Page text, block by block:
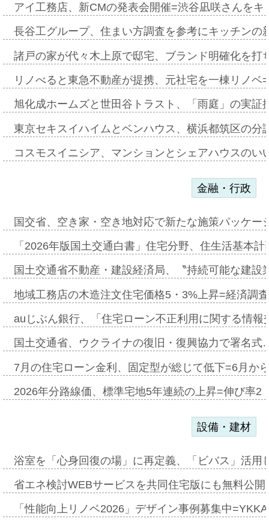
アイ工務店、新CMの発表会開催=渋谷凪咲さんを
長谷工グループ、住まい方調査を参考にキッチン
諸戸の家が代々木上原で邸宅、ブランド明確化を
リノべると東急不動産が提携、元社宅を一棟リノ
旭化成ホームズと世田谷トラスト、「雨庭」の実
東京セキスイハイムとベンハウス、横浜都筑区の
コスモスイニシア、マンションとシェアハウスの
金融・行政
国交省、空き家・空き地対応で新たな施策パッケ
「2026年版国土交通白書」住宅分野、住生活基本
国土交通省不動産・建設経済局、〝持続可能な建
地域工務店の木造注文住宅価格5・3%上昇=経済調
auじぶん銀行、「住宅ローン不正利用に関する情
国土交通省、ウクライナの復旧・復興協力で署名
7月の住宅ローン金利、固定型が総じて低下=6月か
2026年分路線価、標準宅地5年連続の上昇=伸び率
設備・建材
浴室を「心身回復の場」に再定義、「ビバス」活
省エネ検討WEBサービスを共同住宅版にも無料公
「性能向上リノベ2026」デザイン事例募集中